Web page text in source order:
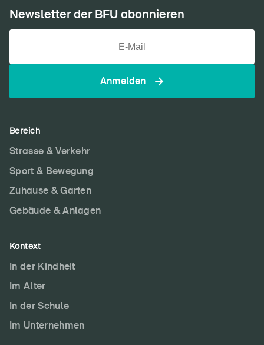
Newsletter der BFU abonnieren
Anmelden
Bereich
Strasse & Verkehr
Sport & Bewegung
Zuhause & Garten
Gebäude & Anlagen
Kontext
In der Kindheit
Im Alter
In der Schule
Im Unternehmen